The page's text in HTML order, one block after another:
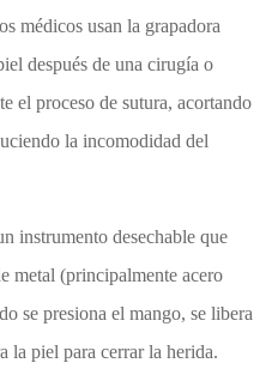
médicos usan la grapadora
después de una cirugía o
el proceso de sutura, acortando
la incomodidad del
instrumento desechable que
metal (principalmente acero
se presiona el mango, se libera
la piel para cerrar la herida.